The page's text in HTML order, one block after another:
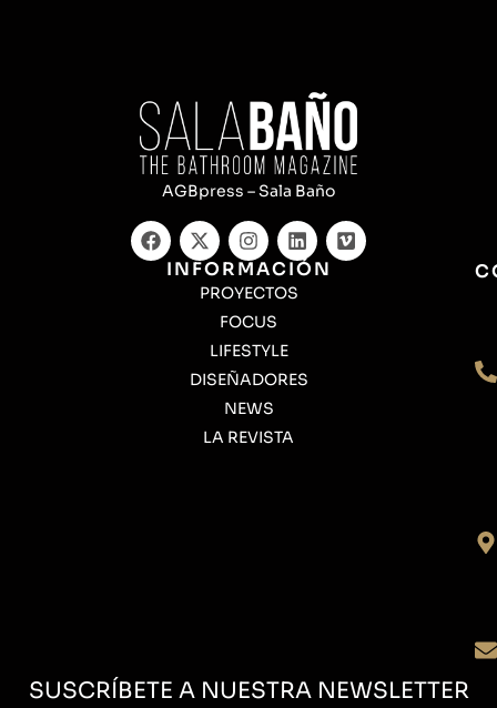
AGBpress – Sala Baño
INFORMACIÓN
PROYECTOS
FOCUS
LIFESTYLE
DISEÑADORES
NEWS
LA REVISTA
SUSCRÍBETE A NUESTRA NEWSLETTER